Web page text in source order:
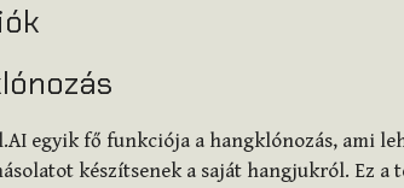
egyik fő funkciója a hangklónozás, ami
készítsenek a saját hangjukról. Ez a